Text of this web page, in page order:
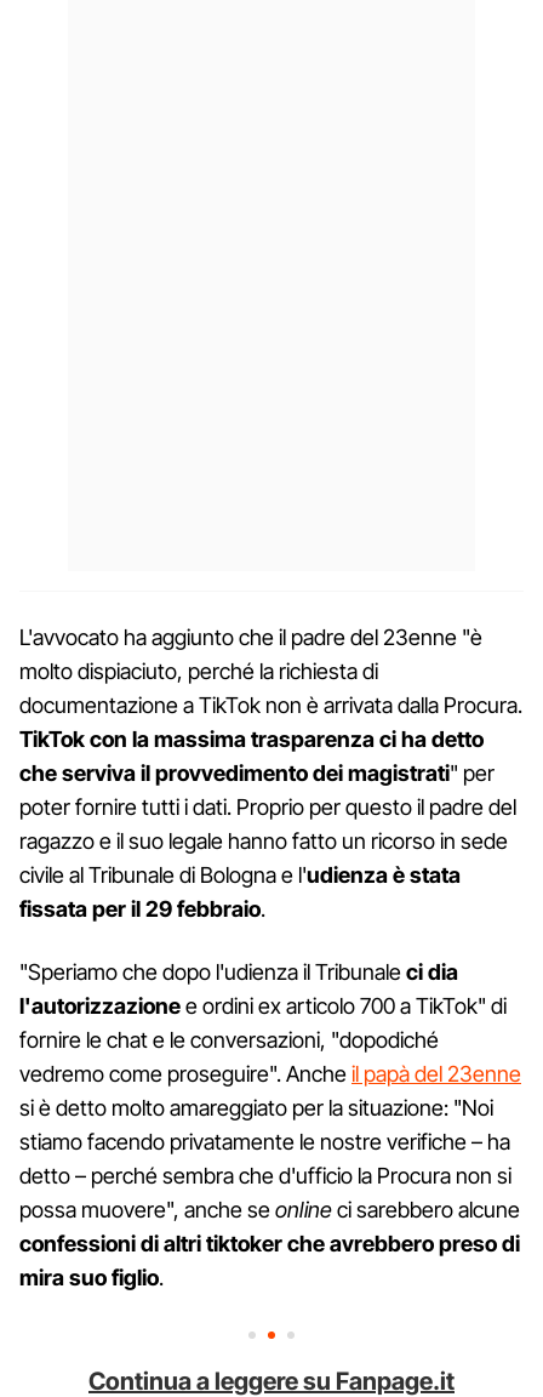
L'avvocato ha aggiunto che il padre del 23enne "è
molto dispiaciuto, perché la richiesta di
documentazione a TikTok non è arrivata dalla Procura.
TikTok con la massima trasparenza ci ha detto
che serviva il provvedimento dei magistrati" per
poter fornire tutti i dati. Proprio per questo il padre del
ragazzo e il suo legale hanno fatto un ricorso in sede
civile al Tribunale di Bologna e l'udienza è stata
fissata per il 29 febbraio.
"Speriamo che dopo l'udienza il Tribunaleci dia
l'autorizzazionee ordini ex articolo 700 a TikTok" di
fornire le chat e le conversazioni, "dopodiché
vedremo come proseguire". Ancheil papà del 23enne
si è detto molto amareggiato per la situazione: "Noi
stiamo facendo privatamente le nostre verifiche – ha
detto – perché sembra che d'ufficio la Procura non si
possa muovere", anche seonlineci sarebbero alcune
confessioni di altri tiktoker che avrebbero preso di
mira suo figlio.
Continua a leggere su Fanpage.it